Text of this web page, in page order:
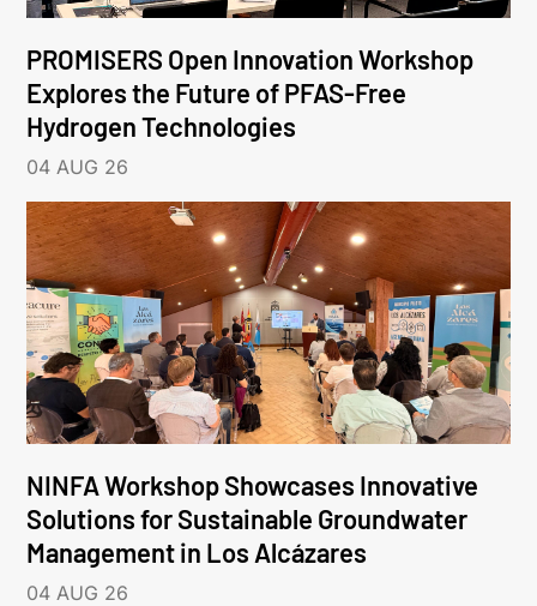
PROMISERS Open Innovation Workshop
Explores the Future of PFAS-Free
Hydrogen Technologies
04 AUG 26
NINFA Workshop Showcases Innovative
Solutions for Sustainable Groundwater
Management in Los Alcázares
04 AUG 26